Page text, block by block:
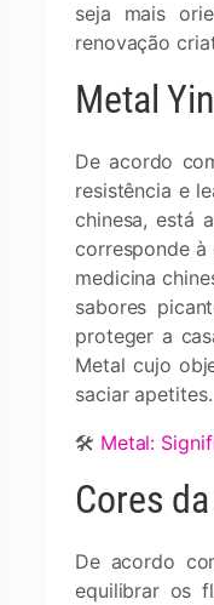
seja mais
renovação
Metal
De acordo
resistência e
chinesa, está
corresponde
medicina
sabores
proteger a
Metal cujo
saciar apetites.
🛠 Metal:
Cores
De acordo
equilibrar os